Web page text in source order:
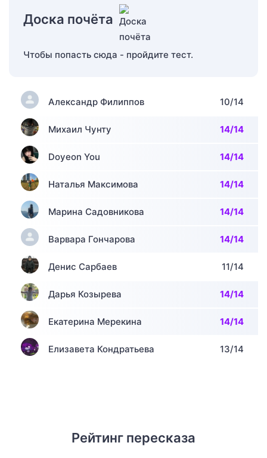
Доска почёта
Чтобы попасть сюда - пройдите тест.
Александр Филиппов 10/14
Михаил Чунту 14/14
Doyeon You 14/14
Наталья Максимова 14/14
Марина Садовникова 14/14
Варвара Гончарова 14/14
Денис Сарбаев 11/14
Дарья Козырева 14/14
Екатерина Мерекина 14/14
Елизавета Кондратьева 13/14
Рейтинг пересказа